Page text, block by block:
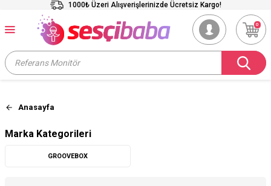
1000₺ Üzeri Alışverişlerinizde Ücretsiz Kargo!
0
Anasayfa
Marka Kategorileri
GROOVEBOX